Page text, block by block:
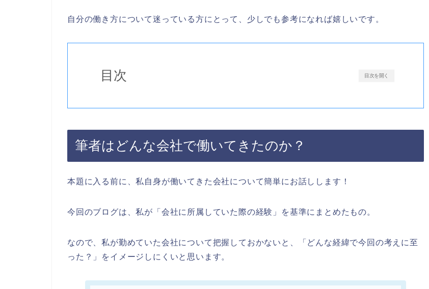
自分の働き方について迷っている方にとって、少しでも参考になれば嬉しいです。
目次を開く
目次
筆者はどんな会社で働いてきたのか？
本題に入る前に、私自身が働いてきた会社について簡単にお話しします！
今回のブログは、私が「会社に所属していた際の経験」を基準にまとめたもの。
なので、私が勤めていた会社について把握しておかないと、「どんな経緯で今回の考えに至
った？」をイメージしにくいと思います。